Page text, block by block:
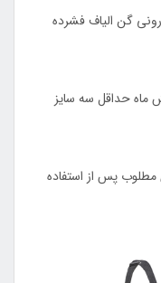
، لایه درونی گن الیاف فشرده
حداقل سه سایز
مطلوب پس از استفاده